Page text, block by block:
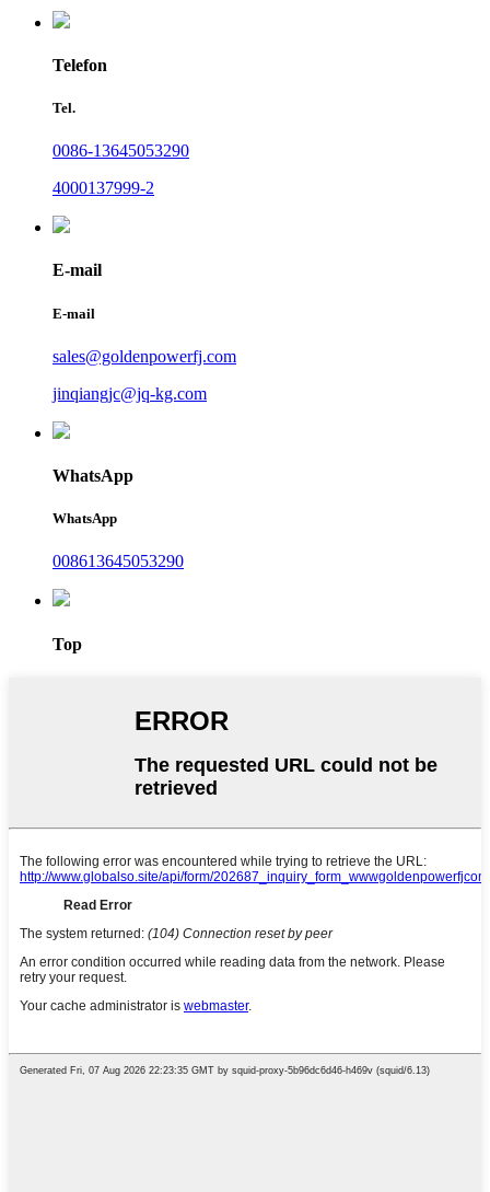
Telefon
Tel.
0086-13645053290
4000137999-2
E-mail
E-mail
sales@goldenpowerfj.com
jinqiangjc@jq-kg.com
WhatsApp
WhatsApp
008613645053290
Top